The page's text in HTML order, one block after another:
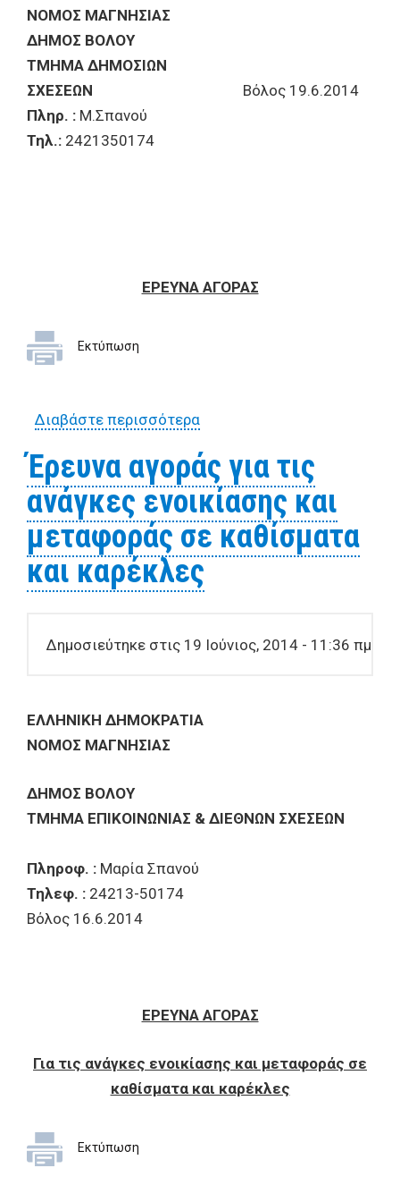
ΝΟΜΟΣ ΜΑΓΝΗΣΙΑΣ
ΔΗΜΟΣ ΒΟΛΟΥ
ΤΜΗΜΑ ΔΗΜΟΣΙΩΝ
ΣΧΕΣΕΩΝ Βόλος 19.6.2014
Πληρ. : Μ.Σπανού
Τηλ.: 2421350174
ΕΡΕΥΝΑ ΑΓΟΡΑΣ
Εκτύπωση
Διαβάστε περισσότεραγια Έρευνα αγοράς για τις
Επικοινωνίας και Δημοσίων
Σχέσεων που
διοργανώνονται στο
πλαίσιο της ΨΑΡΑΔΙΚΗΣ
ΒΡΑΔΙΑΣ ΣΤΗΝ ΑΓΡΙΑ (16
έως 19 Ιουλίου 2014)
Έρευνα αγοράς για τις
ανάγκες ενοικίασης και
μεταφοράς σε καθίσματα
και καρέκλες
Δημοσιεύτηκε στις 19 Ιούνιος, 2014 - 11:36 πμ
ΕΛΛΗΝΙΚΗ ΔΗΜΟΚΡΑΤΙΑ
ΝΟΜΟΣ ΜΑΓΝΗΣΙΑΣ
ΔΗΜΟΣ ΒΟΛΟΥ
ΤΜΗΜΑ ΕΠΙΚΟΙΝΩΝΙΑΣ & ΔΙΕΘΝΩΝ ΣΧΕΣΕΩΝ
Πληροφ. : Μαρία Σπανού
Τηλεφ. : 24213-50174
Βόλος 16.6.2014
ΕΡΕΥΝΑ ΑΓΟΡΑΣ
Για τις ανάγκες ενοικίασης και μεταφοράς σε
καθίσματα και καρέκλες
Εκτύπωση